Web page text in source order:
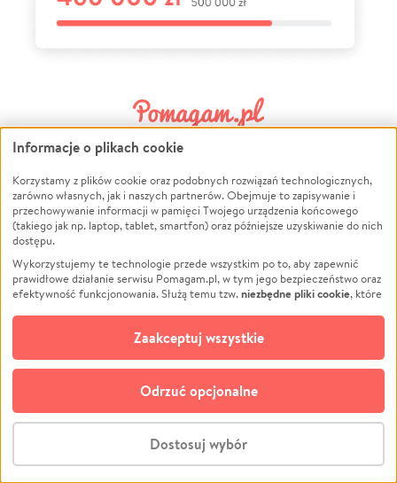
ZAŁÓŻ SWOJĄ ZBIÓRKĘ
Załóżdarmową zbiórkępieniędzy dla siebie,
swoich bliskich lub potrzebujących!
Stwórz zbiórkę - za darmo
Jak to działa?
Stwórz zbiórkę - za darmo
Informacje o plikach cookie
Korzystamy z plików cookie oraz podobnych rozwiązań technologicznych,
zarówno własnych, jak i naszych partnerów. Obejmuje to zapisywanie i
przechowywanie informacji w pamięci Twojego urządzenia końcowego
(takiego jak np. laptop, tablet, smartfon) oraz późniejsze uzyskiwanie do nich
dostępu.
Wykorzystujemy te technologie przede wszystkim po to, aby zapewnić
prawidłowe działanie serwisu Pomagam.pl, w tym jego bezpieczeństwo oraz
efektywność funkcjonowania. Służą temu tzw.niezbędne pliki cookie, które
opcjonalnych plików cookie
technologii do celów analitycznych i retargetingowych. Możesz wyrazić
zgodę na ich stosowanie lub jej odmówić. W dowolnym momencie masz
możliwość zmiany swoich preferencji na stronie „Zarządzaj zgodami cookie”,
do której link znajdziesz w stopce serwisu Pomagam.pl. Opcjonalne pliki
cookie wykorzystywane są w następujących celach:
działanie serwisu Pomagam.pl. Dzięki nim możemy zrozumieć, jak
użytkownicy korzystają z naszego serwisu – skąd trafiają do serwisu, jak
Dostosuj wybór
Odrzuć opcjonalne
Zaakceptuj wszystkie